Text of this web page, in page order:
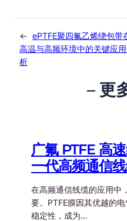
← ePTFE聚四氟乙烯绕包带
高温与高频环境中的关键应
析
– 更
广氟 PTFE 高
一代高频通信
在高频通信线缆的应用中
要。PTFE膜因其优越的
稳定性，成为…